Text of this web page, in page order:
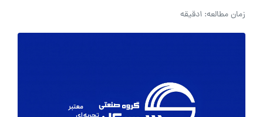
زمان مطالعه: 1دقیقه